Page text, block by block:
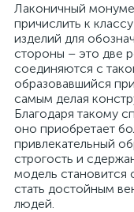
Лаконичный
причислить к
изделий для
стороны – это две
соединяются с
образовавшийся
самым делая
Благодаря такому
оно приобретает
привлекательный
строгость и
модель
стать достойным
людей.